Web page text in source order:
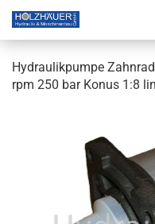
Hydraulikpumpe
rpm 250 bar Konus 1:8